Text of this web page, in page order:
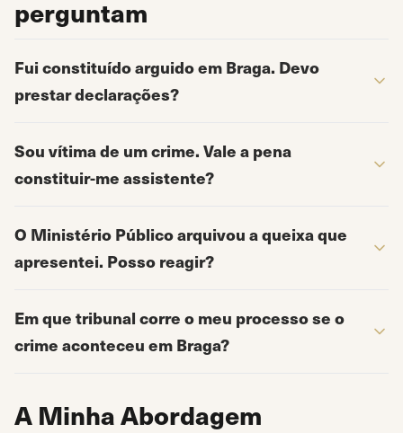
perguntam
Fui constituído arguido em Braga. Devo
prestar declarações?
Sou vítima de um crime. Vale a pena
constituir-me assistente?
O Ministério Público arquivou a queixa que
apresentei. Posso reagir?
Em que tribunal corre o meu processo se o
crime aconteceu em Braga?
A Minha Abordagem